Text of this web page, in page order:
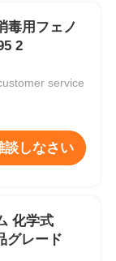
毒用フェノ
2
service
談しなさい
化学式
グレード